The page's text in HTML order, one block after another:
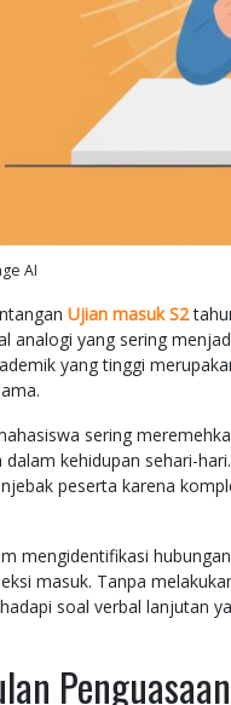
AI
Ujian masuk S2
analogi yang sering
yang tinggi
sering
dalam kehidupan sehari-
peserta karena
mengidentifikasi
masuk. Tanpa
soal verbal lanjutan